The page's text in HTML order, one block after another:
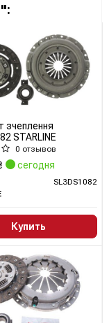
в исследования
повышения
средств. Их
бренда.
лидером в
обеспечивая
и удобстве
зчеплення
STARLINE
0 отзывов
сегодня
SL3DS1082
Купить